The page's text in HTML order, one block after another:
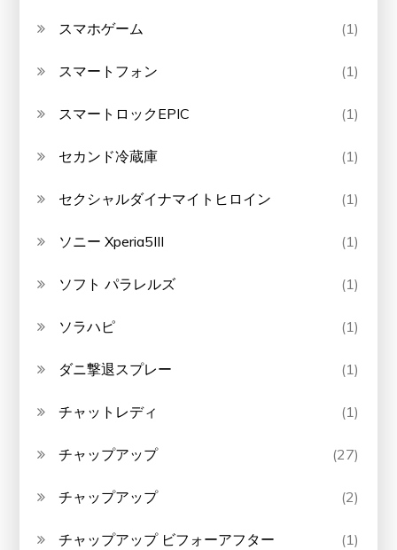
スマホゲーム (1)
スマートフォン (1)
スマートロックEPIC (1)
セカンド冷蔵庫 (1)
セクシャルダイナマイトヒロイン (1)
ソニー Xperia5III (1)
ソフト パラレルズ (1)
ソラハピ (1)
ダニ撃退スプレー (1)
チャットレディ (1)
チャップアップ (27)
チャップアップ (2)
チャップアップ ビフォーアフター (1)